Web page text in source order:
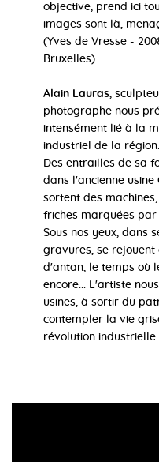
objective, prend ici
images sont là,
(Yves de Vresse -
Bruxelles).
Alain Lauras ,
photographe nous
intensément lié à la
industriel de la région.
Des entrailles de sa
dans l'ancienne usine
sortent des
friches marquées par
Sous nos yeux, dans
gravures, se
d'antan, le temps où
encore... L'artiste
usines, à sortir du
contempler la vie
révolution industrielle.